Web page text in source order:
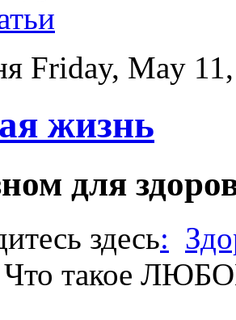
Friday, May
жизнь
для
здесь:
Что такое